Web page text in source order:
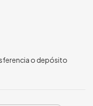
o depósito